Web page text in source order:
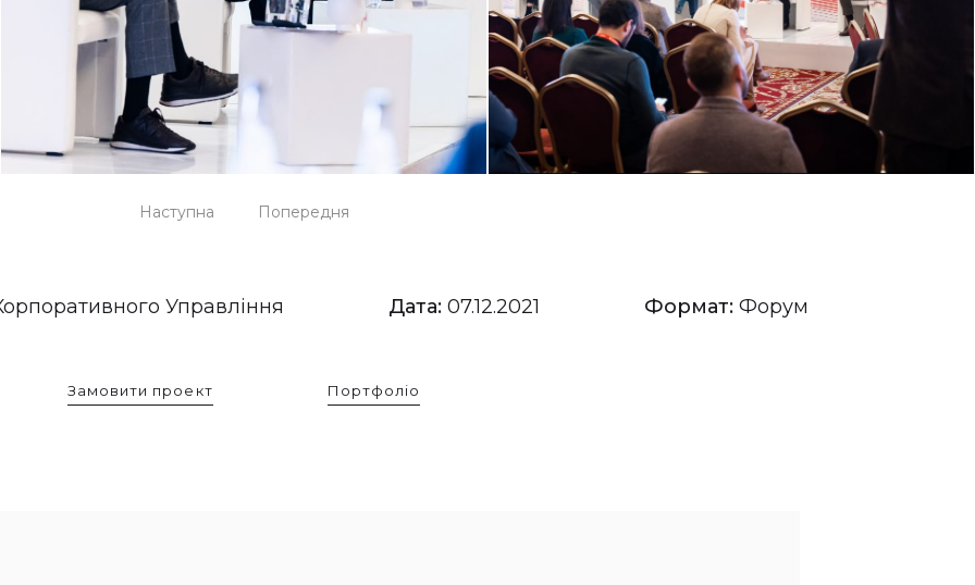
Наступна Попередня
Управління Дата: 07.12.2021 Формат: Форум
Замовити проект Портфоліо